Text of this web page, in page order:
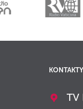
KONTAKTY
TV